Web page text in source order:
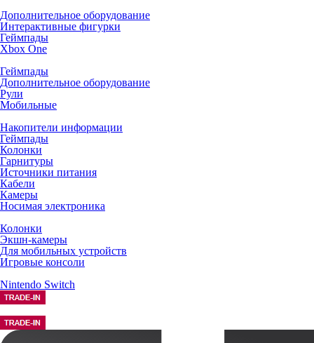
Дополнительное оборудование
Интерактивные фигурки
Геймпады
Xbox One
Геймпады
Дополнительное оборудование
Рули
Мобильные
Накопители информации
Геймпады
Колонки
Гарнитуры
Источники питания
Кабели
Камеры
Носимая электроника
Колонки
Экшн-камеры
Для мобильных устройств
Игровые консоли
Nintendo Switch